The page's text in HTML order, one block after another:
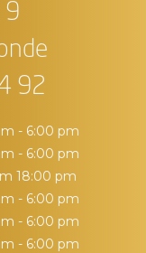
9
92
- 6:00 pm
- 6:00 pm
18:00 pm
- 6:00 pm
- 6:00 pm
- 6:00 pm